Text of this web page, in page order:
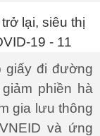
giấy đi đường
phiền hà
gia lưu thông
và ứng